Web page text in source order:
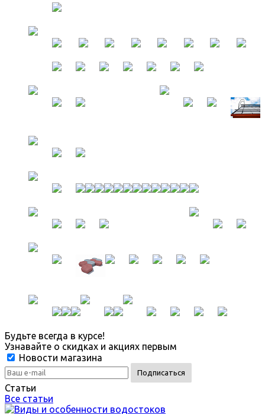
Будьте всегда в курсе!
Узнавайте о скидках и акциях первым
Новости магазина
Статьи
Все статьи